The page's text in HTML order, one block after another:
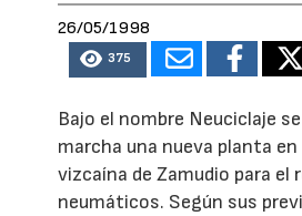
26/05/1998
375
Bajo el nombre Neuciclaje
marcha una nueva planta
vizcaína de Zamudio para el
neumáticos. Según sus